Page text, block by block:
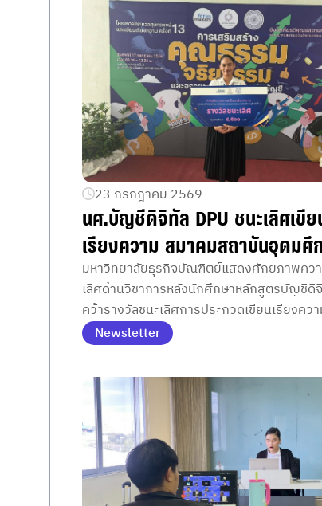
23 กรกฎาคม 2569
นศ.บัญชีดิจิทัล DPU ชนะเลิศเขีย
เรียงความ สมาคมสถาบันอุดมศึ
เอกชนแห่งประเทศไทยฯ ชูศักยภ
บัญชียุค AI ใส่ใจจรรยาบรรณวิ
มหาวิทยาลัยธุรกิจบัณฑิตย์แสดงศักยภาพคว
เลิศด้านวิชาการหลังนักศึกษาหลักสูตรบัญชีดิ
คว้ารางวัลชนะเลิศการประกวดเขียนเรียงคว
ประเทศจากเวทีสมาคมสถาบันอุดมศึกษาเอกช
ประเทศไทย
Newsletter